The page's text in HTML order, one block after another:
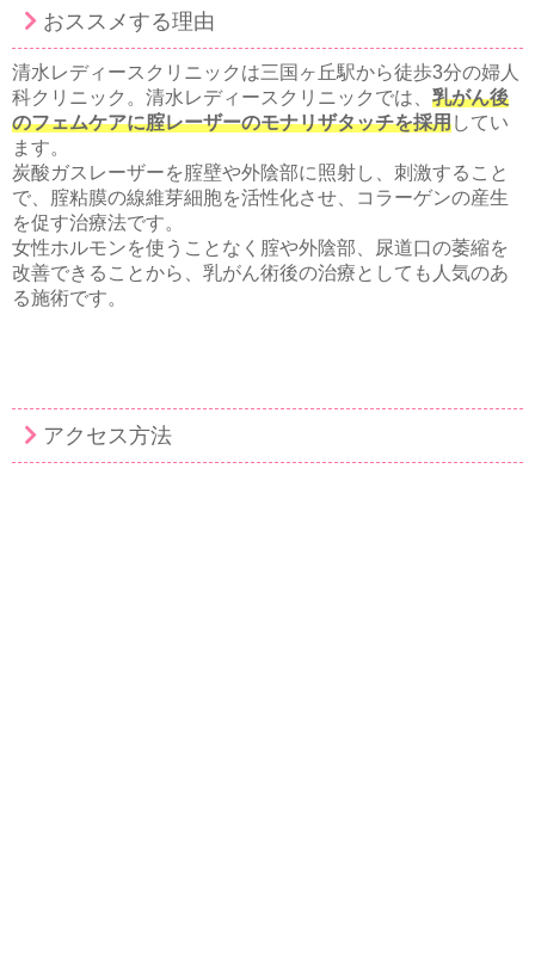
おススメする理由
清水レディースクリニックは三国ヶ丘駅から徒歩3分の婦人
科クリニック。清水レディースクリニックでは、 乳がん後
のフェムケアに腟レーザーのモナリザタッチを採用してい
ます。
炭酸ガスレーザーを腟壁や外陰部に照射し、刺激すること
で、腟粘膜の線維芽細胞を活性化させ、コラーゲンの産生
を促す治療法です。
女性ホルモンを使うことなく腟や外陰部、尿道口の萎縮を
改善できることから、乳がん術後の治療としても人気のあ
る施術です。
アクセス方法